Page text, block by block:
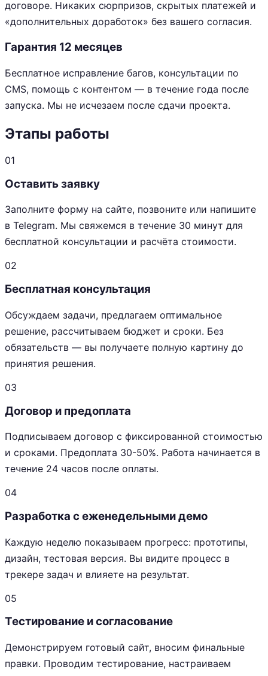
договоре. Никаких сюрпризов, скрытых платежей и
«дополнительных доработок» без вашего согласия.
Гарантия 12 месяцев
Бесплатное исправление багов, консультации по
CMS, помощь с контентом — в течение года после
запуска. Мы не исчезаем после сдачи проекта.
Этапы работы
01
Оставить заявку
Заполните форму на сайте, позвоните или напишите
в Telegram. Мы свяжемся в течение 30 минут для
бесплатной консультации и расчёта стоимости.
02
Бесплатная консультация
Обсуждаем задачи, предлагаем оптимальное
решение, рассчитываем бюджет и сроки. Без
обязательств — вы получаете полную картину до
принятия решения.
03
Договор и предоплата
Подписываем договор с фиксированной стоимостью
и сроками. Предоплата 30-50%. Работа начинается в
течение 24 часов после оплаты.
04
Разработка с еженедельными демо
Каждую неделю показываем прогресс: прототипы,
дизайн, тестовая версия. Вы видите процесс в
трекере задач и влияете на результат.
05
Тестирование и согласование
Демонстрируем готовый сайт, вносим финальные
правки. Проводим тестирование, настраиваем